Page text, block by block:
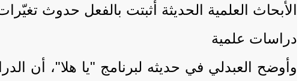
الأبحاث العلمية الحديثة أثبتت بالفعل حدوث
دراسات علمية
وأوضح العبدلي في حديثه لبرنامج "يا هلا"، أن